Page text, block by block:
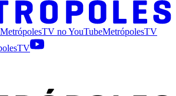
MetrópolesTV noYouTubeMetrópolesTV